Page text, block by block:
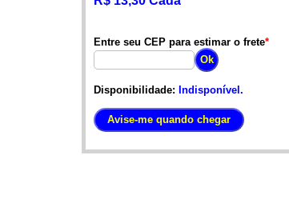
Entre seu CEP para estimar o frete*
Disponibilidade: Indisponível.